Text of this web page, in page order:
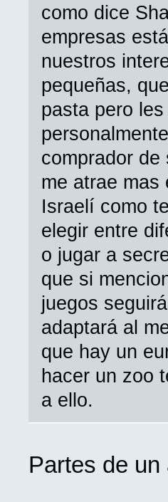
como dice
empresas
nuestros
pequeñas,
pasta pero
comprador de
me atrae mas
Israelí como
elegir entre
o jugar a
que si
juegos
adaptará al
que hay un
hacer un zoo
a ello.
Partes de